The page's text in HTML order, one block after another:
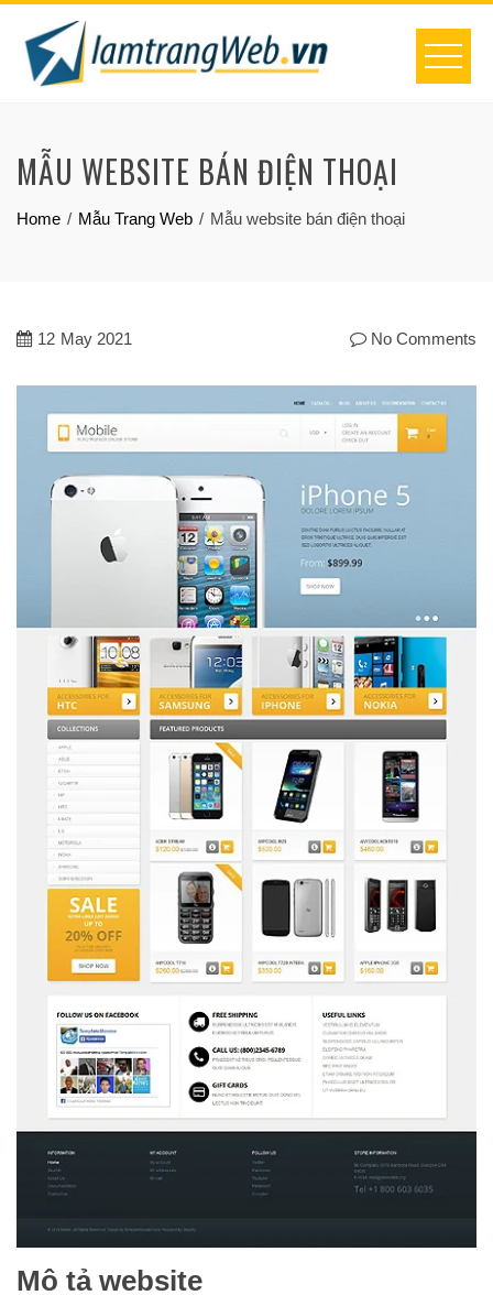
content
MẪU WEBSITE BÁN ĐIỆN THOẠI
Home Mẫu Trang Web Mẫu website bán điện thoại
12 May 2021 No Comments
Mô tả website